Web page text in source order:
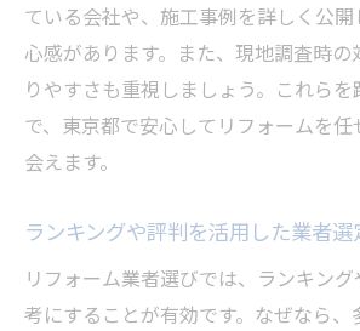
ている会社や、施工事例を詳しく公
心感があります。また、現地調査時
りやすさも重視しましょう。これらを
で、東京都で安心してリフォームを
会えます。
ランキングや評判を活用した業者選
リフォーム業者選びでは、ランキン
考にすることが有効です。なぜなら、